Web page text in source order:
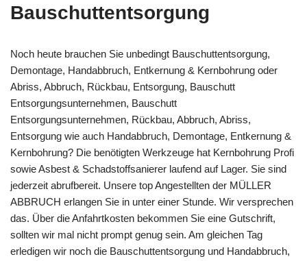
Bauschuttentsorgung
Noch heute brauchen Sie unbedingt Bauschuttentsorgung,
Demontage, Handabbruch, Entkernung & Kernbohrung oder
Abriss, Abbruch, Rückbau, Entsorgung, Bauschutt
Entsorgungsunternehmen, Bauschutt
Entsorgungsunternehmen, Rückbau, Abbruch, Abriss,
Entsorgung wie auch Handabbruch, Demontage, Entkernung &
Kernbohrung? Die benötigten Werkzeuge hat Kernbohrung Profi
sowie Asbest & Schadstoffsanierer laufend auf Lager. Sie sind
jederzeit abrufbereit. Unsere top Angestellten der MÜLLER
ABBRUCH erlangen Sie in unter einer Stunde. Wir versprechen
das. Über die Anfahrtkosten bekommen Sie eine Gutschrift,
sollten wir mal nicht prompt genug sein. Am gleichen Tag
erledigen wir noch die Bauschuttentsorgung und Handabbruch,